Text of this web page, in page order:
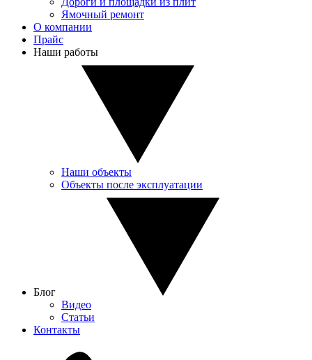
Ямочный ремонт
О компании
Прайс
Наши работы
Наши объекты
Объекты после эксплуатации
Блог
Видео
Статьи
Контакты